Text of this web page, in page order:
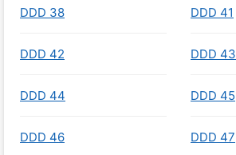
DDD 38 DDD 41
DDD 42 DDD 43
DDD 44 DDD 45
DDD 46 DDD 47